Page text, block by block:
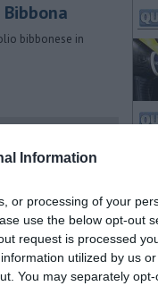
Information
or processing of your
use the below opt-out
request is processed
utilized by us
You may separately
bibbonese in
2025ORE 18:00
2025ORE 16:30